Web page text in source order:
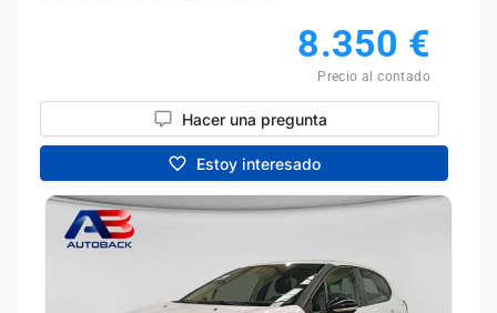
8.350 €
Precio al contado
Hacer una pregunta
Estoy interesado